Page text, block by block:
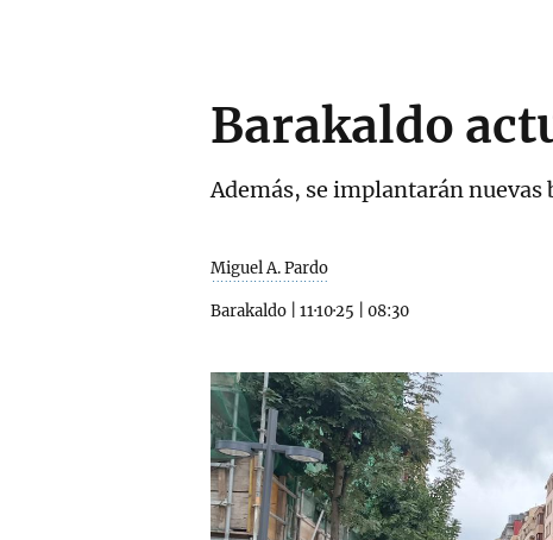
Barakaldo
Además, se implantarán
Miguel A. Pardo
Barakaldo 11·10·25 08:30